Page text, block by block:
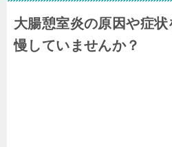
大腸憩室炎の原因や症
慢していませんか？